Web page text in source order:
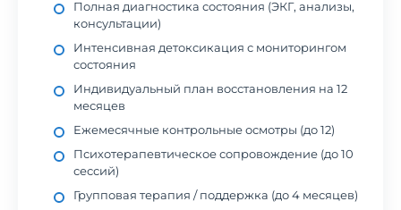
Полная диагностика состояния (ЭКГ, анализы,
консультации)
Интенсивная детоксикация с мониторингом
состояния
Индивидуальный план восстановления на 12
месяцев
Ежемесячные контрольные осмотры (до 12)
Психотерапевтическое сопровождение (до 10
сессий)
Групповая терапия / поддержка (до 4 месяцев)